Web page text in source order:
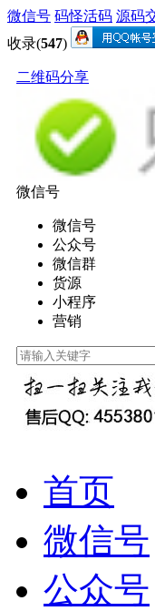
微信号 码怪活码 源码
收录(547)
二维码分享
微信号
微信号
公众号
微信群
货源
小程序
营销
首页
微信号
公众号